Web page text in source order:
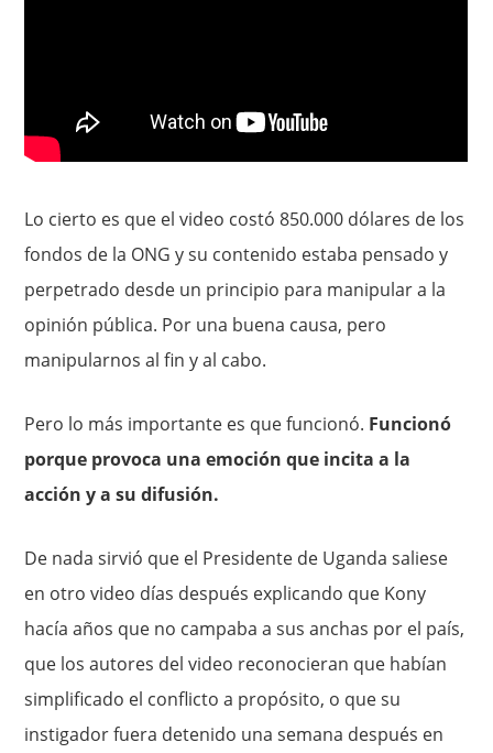
Lo cierto es que el video costó 850.000 dólares de los
fondos de la ONG y su contenido estaba pensado y
perpetrado desde un principio para manipular a la
opinión pública. Por una buena causa, pero
manipularnos al fin y al cabo.
Pero lo más importante es que funcionó. Funcionó
porque provoca una emoción que incita a la
acción y a su difusión.
De nada sirvió que el Presidente de Uganda saliese
en otro video días después explicando que Kony
hacía años que no campaba a sus anchas por el país,
que los autores del video reconocieran que habían
simplificado el conflicto a propósito, o que su
instigador fuera detenido una semana después en